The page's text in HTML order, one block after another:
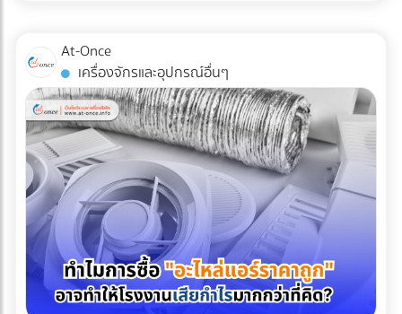
คาร์บอนในการส่งออกได้อย่างเห็นผล เปรียบเทียบวัสดุบรรจุ
ภัณฑ์สำหรับโรงงานอาหารแช่แข็ง บทสรุป การเปลี่ยนผ่านสู่บรรจุ
ภัณฑ์รักษ์โลกในสายการผลิตอาหารแช่แข็ง ไม่ใช่เรื่องของการ
หลับตาเลือกวัสดุที่มีป้าย Eco แปะอยู่ แต่เป็นการคำนวณเชิง
วิศวกรรมที่ต้องรักษาสมดุลระหว่าง "การรักษาสิ่งแวดล้อม" และ
"การรักษาคุณภาพอาหาร" การฝืนใช้วัสดุที่ทนความเย็นไม่ได้จน
ทำให้อาหารเสีย เกิดเป็นขยะอาหาร (Food Waste) จะสร้างผล
เสียต่อสิ่งแวดล้อมและต้นทุนของบริษัทมากกว่าตัวพลาสติกเอง
เสียอีก หัวใจสำคัญคือการเลือกพาร์ทเนอร์ด้านบรรจุภัณฑ์ที่
เข้าใจเทคโนโลยี Mono-material เพื่อผลักดันให้ธุรกิจของคุณ
เติบโตได้อย่างยั่งยืน ทั้งในแง่ของผลกำไรและการดูแลโลกใบนี้
การเลือกบรรจุภัณฑ์อาหารแช่แข็งที่ตอบโจทย์ทั้งนโยบาย ESG
และความปลอดภัยทางวิศวกรรม ไม่ใช่เรื่องที่ควรลองผิดลองถูก
หรือส่งออกไปยังประเทศที่มีข้อตกลงเขตการค้าเสรี (FTA) เช่น
จีน ญี่ปุ่น หรืออาเซียน ธุรกิจสามารถใช้ Certificate of Origin
(C/O) หรือหนังสือรับรองถิ่นกำเนิดสินค้า เพื่อขอลดหย่อนหรือ
ยกเว้นภาษีนำเข้าได้ ความเสี่ยง: กฎเกณฑ์ในการขอ C/O ของ
แต่ละประเทศมีความละเอียดอ่อนมาก หากกรอกข้อมูลใน
Commercial Invoice, Packing List ไม่ตรงกันเพียงจุดเดียว
หรือระบุเกณฑ์การผลิต (Origin Criteria) ผิดพลาด ปลายทาง
อาจปฏิเสธฟอร์มนั้นทันที ทำให้ผู้นำเข้าต้องจ่ายภาษีในอัตราปกติ
(MFN Rate) แบบเต็มจำนวน 3. ตกม้าตายเรื่องใบอนุญาตเฉพาะ
ทาง (Restricted Goods Licenses) สินค้าหลายประเภทไม่
สามารถนำเข้าได้ทันทีแม้จะจ่ายภาษีครบแล้วก็ตาม แต่ต้องมีใบ
อนุญาตจากหน่วยงานที่เกี่ยวข้อง เช่น อย. (FDA), มอก. (TISI),
แวดล้อมที่ไม่ได้มาตรฐาน พลาสติกเหล่านั้นก็อาจกลายเป็นพาหะ
นำเชื้อโรคชั้นดี นี่คือจุดที่ "ห้องปลอดเชื้อ" หรือ "Cleanroom"
เข้ามามีบทบาทสำคัญในฐานะด่านป้อมปราการที่แข็งแกร่งที่สุด ใน
การปกป้องอุปกรณ์การแพทย์ให้รอดพ้นจากการปนเปื้อนก่อนถึง
มือแพทย์และคนไข้ Cleanroom ในอุตสาหกรรมพลาสติกการ
แพทย์ คืออะไร? Cleanroom คือห้องที่มีการควบคุมสภาพ
แวดล้อมอย่างเข้มงวด ไม่ว่าจะเป็นปริมาณฝุ่นละอองในอากาศ,
อุณหภูมิ, ความชื้น, และความดันอากาศ โดยใช้ระบบแผ่นกรอง
อากาศประสิทธิภาพสูง (HEPA หรือ ULPA Filters) เพื่อดักจับ
อนุภาคขนาดเล็กที่มองไม่เห็นด้วยตาเปล่า สำหรับการผลิต
พลาสติก Medical Grade (เช่น กระบอกฉีดยา, สายน้ำเกลือ,
หรือชิ้นส่วนรากฟันเทียม) มาตรฐานห้องปลอดเชื้อที่นิยมใช้มักจะ
At-Once
เครื่องจักรและอุปกรณ์อื่นๆ